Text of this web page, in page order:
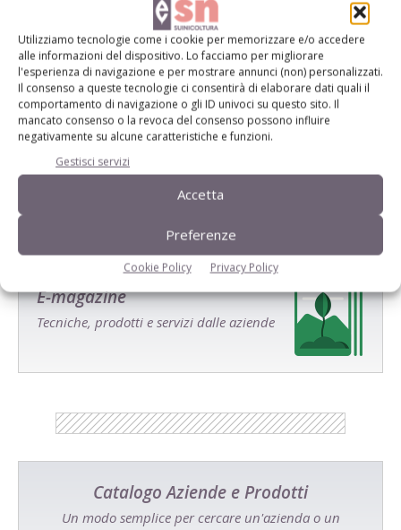
Utilizziamo tecnologie come i cookie per memorizzare e/o accedere
alle informazioni del dispositivo. Lo facciamo per migliorare
l'esperienza di navigazione e per mostrare annunci (non) personalizzati.
Il consenso a queste tecnologie ci consentirà di elaborare dati quali il
comportamento di navigazione o gli ID univoci su questo sito. Il
mancato consenso o la revoca del consenso possono influire
negativamente su alcune caratteristiche e funzioni.
Gestisci servizi
Accetta
Preferenze
Cookie Policy Privacy Policy
Salva il mio nome, email e sito web in questo browser per la
prossima volta che commento.
E-magazine
Tecniche, prodotti e servizi dalle aziende
Catalogo Aziende e Prodotti
Un modo semplice per cercare un'azienda o un